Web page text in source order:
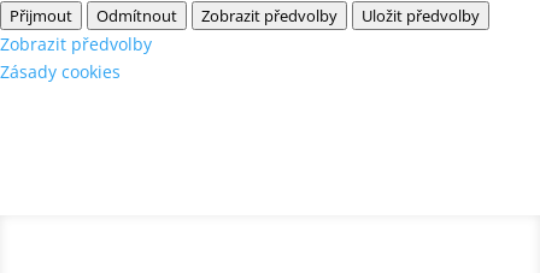
Přijmout Odmítnout Zobrazit předvolby Uložit předvolby
Zobrazit předvolby
Zásady cookies